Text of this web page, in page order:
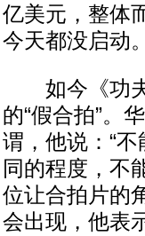
亿美元，整体
今天都没启动。
如今《功夫
的“假合拍”。
谓，他说：“
同的程度，不
位让合拍片的
会出现，他表